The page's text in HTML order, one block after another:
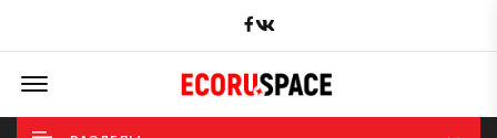
Facebook
Offcanvas Menu Open